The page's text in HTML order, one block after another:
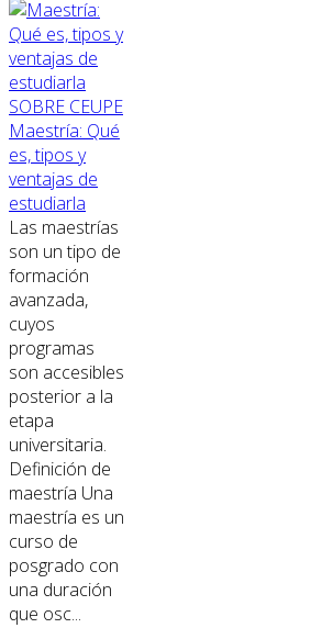
SOBRE CEUPE
Maestría: Qué
es, tipos y
ventajas de
estudiarla
Las maestrías
son un tipo de
formación
avanzada,
cuyos
programas
son accesibles
posterior a la
etapa
universitaria.
Definición de
maestría Una
maestría es un
curso de
posgrado con
una duración
que osc...